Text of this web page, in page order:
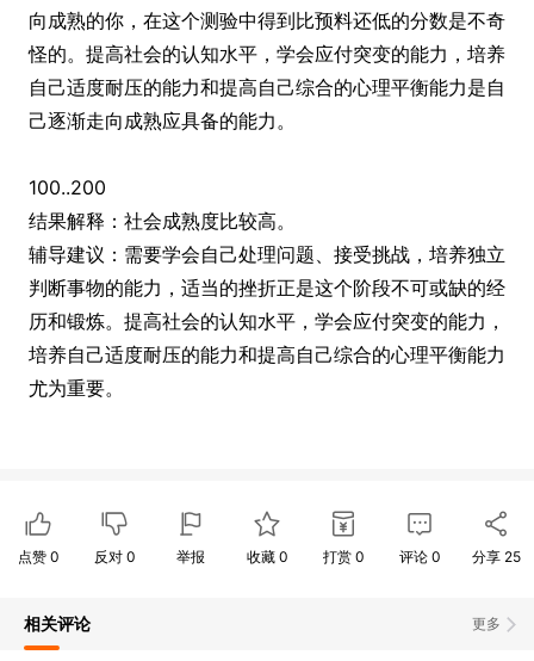
向成熟的你，在这个测验中得到比预料还低的分数是不奇
怪的。提高社会的认知水平，学会应付突变的能力，培养
自己适度耐压的能力和提高自己综合的心理平衡能力是自
己逐渐走向成熟应具备的能力。
100..200
结果解释：社会成熟度比较高。
辅导建议：需要学会自己处理问题、接受挑战，培养独立
判断事物的能力，适当的挫折正是这个阶段不可或缺的经
历和锻炼。提高社会的认知水平，学会应付突变的能力，
培养自己适度耐压的能力和提高自己综合的心理平衡能力
尤为重要。
点赞 0 反对 0 举报 收藏 0 打赏 0 评论 0 分享 25
更多
相关评论